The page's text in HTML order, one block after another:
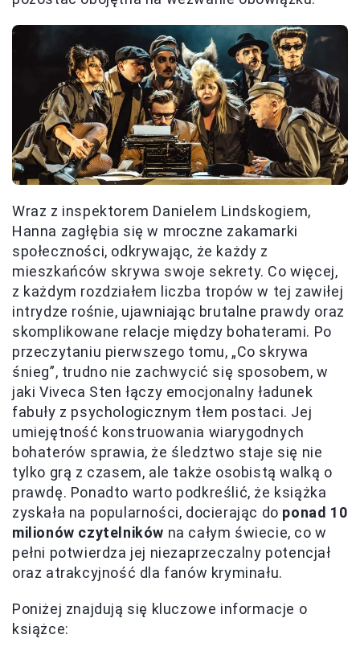
Wraz z inspektorem Danielem Lindskogiem,
Hanna zagłębia się w mroczne zakamarki
społeczności, odkrywając, że każdy z
mieszkańców skrywa swoje sekrety. Co więcej,
z każdym rozdziałem liczba tropów w tej zawiłej
intrydze rośnie, ujawniając brutalne prawdy oraz
skomplikowane relacje między bohaterami. Po
przeczytaniu pierwszego tomu, „Co skrywa
śnieg”, trudno nie zachwycić się sposobem, w
jaki Viveca Sten łączy emocjonalny ładunek
fabuły z psychologicznym tłem postaci. Jej
umiejętność konstruowania wiarygodnych
bohaterów sprawia, że śledztwo staje się nie
tylko grą z czasem, ale także osobistą walką o
prawdę. Ponadto warto podkreślić, że książka
zyskała na popularności, docierając do ponad 10
milionów czytelników na całym świecie, co w
pełni potwierdza jej niezaprzeczalny potencjał
oraz atrakcyjność dla fanów kryminału.
Poniżej znajdują się kluczowe informacje o
książce: